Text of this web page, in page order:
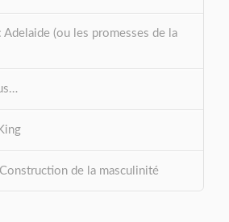
Adelaide (ou les promesses de la
de la masculinité